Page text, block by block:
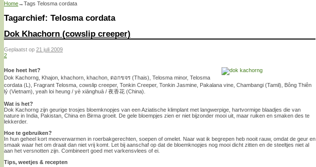
Home→Tags Telosma cordata
Tagarchief: Telosma cordata
Dok Khachorn (cowslip creeper)
Geplaatst op 21 juli 2009
2
Hoe heet het?
Dok Kachorng, Khajon, khachorn, khachon, ดอกขจร (Thais), Telosma minor, Telosma
cordata (L), Fragrant Telosma, cowslip creeper, Tonkin Creeper, Tonkin Jasmine, Pakalana vine, Chambangi (Tamil), Bông Thiên
lý (Vietnam), yeah loi heung / yè xiānghuā / 夜香花 (China).
Wat is het?
Dok Kachorng zijn geurige trosjes bloemknopjes van een Aziatische klimplant met langwerpige, hartvormige blaadjes die van
nature in India, Pakistan, China en Birma groeit. De gele bloempjes zien er niet bijzonder mooi uit, maar ruiken en smaken des te
lekkerder.
Hoe te gebruiken?
In hun geheel kort meeverwarmen in roerbakgerechten, soepen of omelet. Naar wat ik begrepen heb nooit rauw, omdat de geur en
smaak waar het om draait dan niet vrij komt. Let bij aanschaf op dat de bloemknopjes nog mooi dicht zitten en de steeltjes niet al
aan het versnotten zijn. Combineert goed met varkensvlees of ei.
Tips, weetjes & recepten